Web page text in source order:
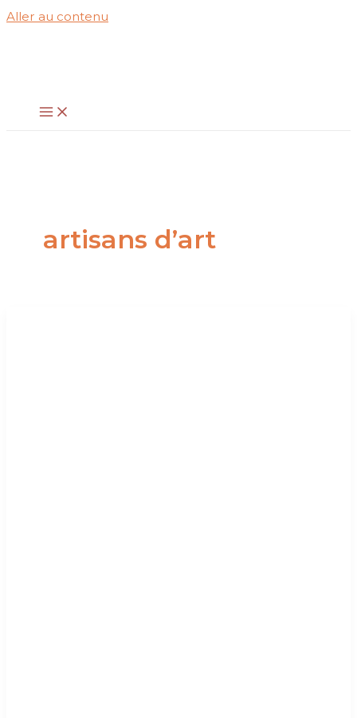
Aller au contenu
artisans d’art